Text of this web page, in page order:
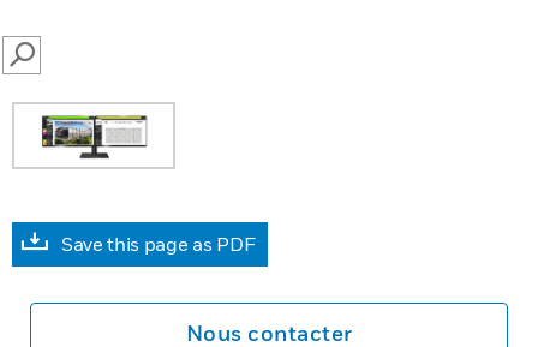
SEARCH
Save this page as PDF
Nous contacter